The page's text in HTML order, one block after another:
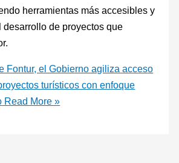
herramientas más accesibles y
desarrollo de proyectos que
Fontur, el Gobierno agiliza acceso
turísticos con enfoque
Read More »